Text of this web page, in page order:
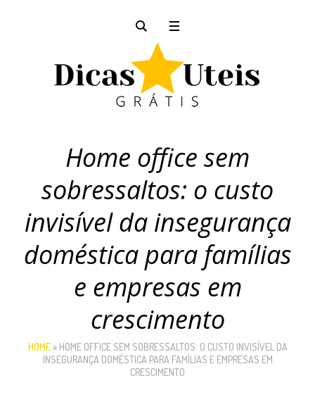
Home office sem
sobressaltos: o custo
invisível da insegurança
doméstica para famílias
e empresas em
crescimento
HOME» HOME OFFICE SEM SOBRESSALTOS: O CUSTO INVISÍVEL DA
INSEGURANÇA DOMÉSTICA PARA FAMÍLIAS E EMPRESAS EM
CRESCIMENTO